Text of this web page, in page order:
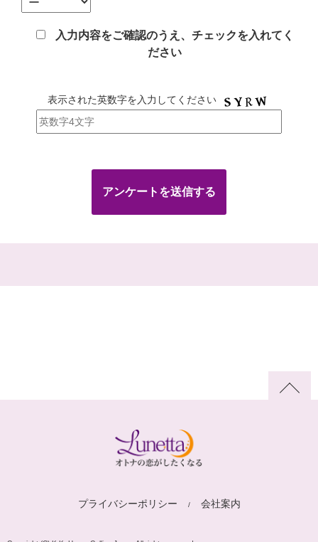
入力内容をご確認のうえ、チェックを入れてく
ださい
表示された英数字を入力してください
プライバシーポリシー 会社案内